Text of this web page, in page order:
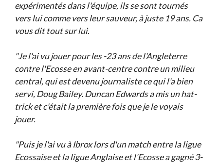
expérimentés dans l'équipe, ils se sont tournés
vers lui comme vers leur sauveur, à juste 19 ans. Ca
vous dit tout sur lui.
"Je l'ai vu jouer pour les -23 ans de l'Angleterre
contre l'Ecosse en avant-centre contre un milieu
central, qui est devenu journaliste ce qui l'a bien
servi, Doug Bailey. Duncan Edwards a mis un hat-
trick et c'était la première fois que je le voyais
jouer.
"Puis je l'ai vu à Ibrox lors d'un match entre la ligue
Ecossaise et la ligue Anglaise et l'Ecosse a gagné 3-